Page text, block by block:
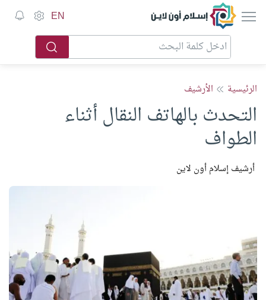
إسلام أون لاين EN
الرئيسية الأرشيف
التحدث بالهاتف النقال أثناء
الطواف
أرشيف إسلام أون لاين